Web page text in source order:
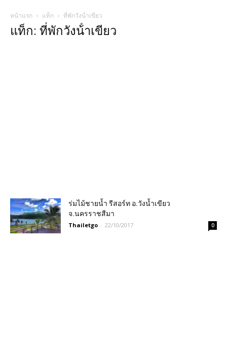
หน้าแรก แท็ก ที่พักวังน้ําเขียว
แท็ก: ที่พักวังน้ําเขียว
ร่มไม้ชายน้ำ รีสอร์ท อ.วังน้ำเขียว
จ.นครราชสีมา
Thailetgo - 22/10/2017 0